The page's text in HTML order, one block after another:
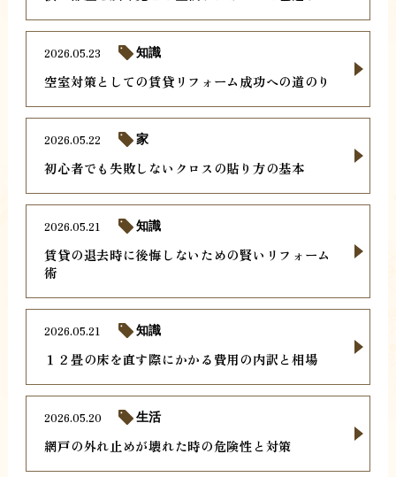
空室対策としての賃貸リフォーム成功への道のり
2026.05.23 知識
初心者でも失敗しないクロスの貼り方の基本
2026.05.22 家
賃貸の退去時に後悔しないための賢いリフォーム
術
2026.05.21 知識
１２畳の床を直す際にかかる費用の内訳と相場
2026.05.21 知識
網戸の外れ止めが壊れた時の危険性と対策
2026.05.20 生活